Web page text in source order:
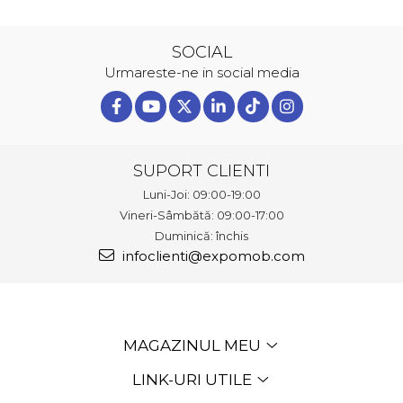
SOCIAL
Urmareste-ne in social media
SUPORT CLIENTI
Luni-Joi: 09:00-19:00
Vineri-Sâmbătă: 09:00-17:00
Duminică: închis
infoclienti@expomob.com
MAGAZINUL MEU
LINK-URI UTILE